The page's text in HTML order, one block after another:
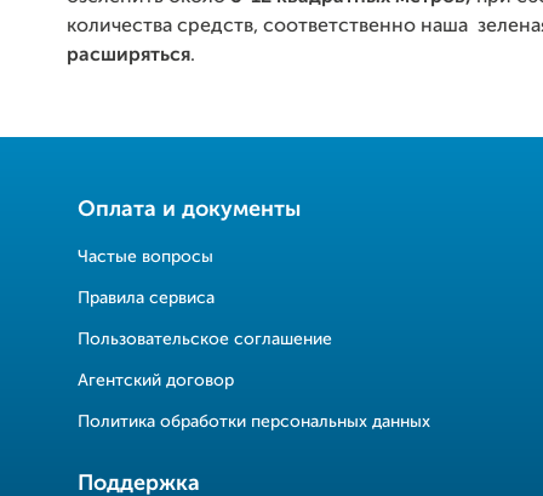
количества средств, соответственно наша
расширяться.
Оплата и документы
Частые вопросы
Правила сервиса
Пользовательское соглашение
Агентский договор
Политика обработки персональных данных
Поддержка